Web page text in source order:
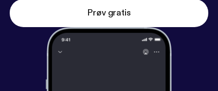
Prøv gratis